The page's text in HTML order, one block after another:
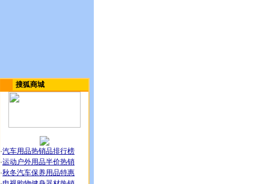
搜狐商城
·汽车用品热销品排行榜
·运动户外用品半价热销
·秋冬汽车保养用品特惠